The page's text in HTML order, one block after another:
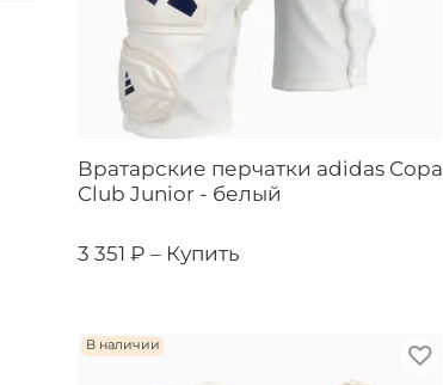
Вратарские перчатки adidas Copa
Club Junior - белый
3 351 ₽ – Купить
В наличии